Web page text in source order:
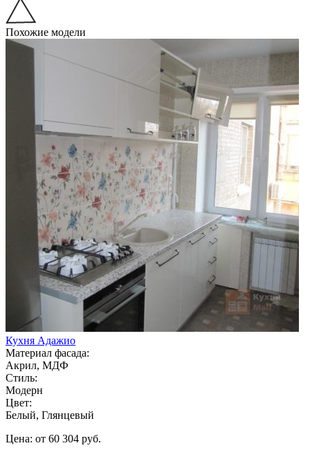
Похожие модели
Кухня Адажио
Материал фасада:
Акрил, МДФ
Стиль:
Модерн
Цвет:
Белый, Глянцевый
Цена: от 60 304 руб.